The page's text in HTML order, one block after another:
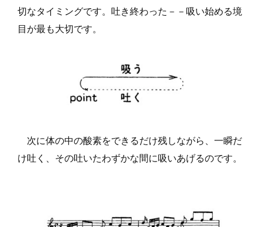
切なタイミングです。吐き終わった－－吸い始める境
目が最も大切です。
次に体の中の酸素をできるだけ残しながら、一瞬だ
け吐く、その吐いたわずかな間に吸いあげるのです。